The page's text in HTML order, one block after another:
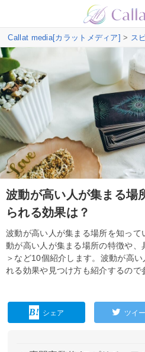
Callat media[カラットメディア] > ス
波動が高い人が集まる場
られる効果は？
波動が高い人が集まる場所を知って
動が高い人が集まる場所の特徴や、
＞など10個紹介します。波動が高
れる効果や見つけ方も紹介するので
シェア ツイ